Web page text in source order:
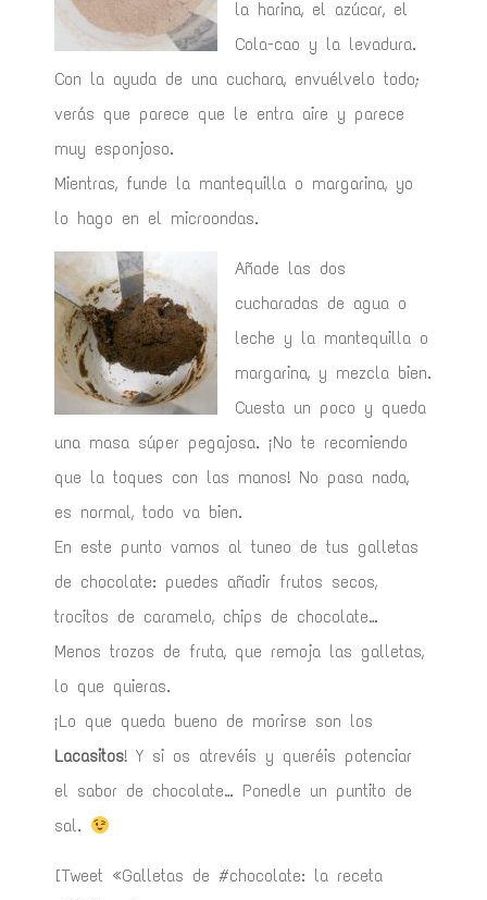
la harina, el azúcar, el
Cola-cao y la levadura.
Con la ayuda de una cuchara, envuélvelo todo;
verás que parece que le entra aire y parece
muy esponjoso.
Mientras, funde la mantequilla o margarina, yo
lo hago en el microondas.
Añade las dos
cucharadas de agua o
leche y la mantequilla o
margarina, y mezcla bien.
Cuesta un poco y queda
una masa súper pegajosa. ¡No te recomiendo
que la toques con las manos! No pasa nada,
es normal, todo va bien.
En este punto vamos al tuneo de tus galletas
de chocolate: puedes añadir frutos secos,
trocitos de caramelo, chips de chocolate…
Menos trozos de fruta, que remoja las galletas,
lo que quieras.
¡Lo que queda bueno de morirse son los
Lacasitos! Y si os atrevéis y queréis potenciar
el sabor de chocolate… Ponedle un puntito de
sal.
[Tweet «Galletas de #chocolate: la receta